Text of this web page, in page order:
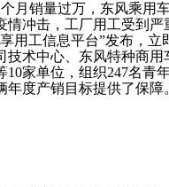
月销量过万，东风乘用
情冲击，工厂用工受到
用工信息平台”发布，
技术中心、东风特种商
10家单位，组织247名青
年度产销目标提供了保障